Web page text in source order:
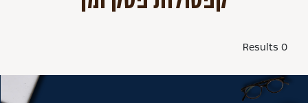
0 Results